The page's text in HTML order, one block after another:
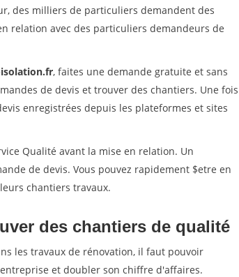
des milliers de particuliers demandent des
relation avec des particuliers demandeurs de
, faites une demande gratuite et sans
de devis et trouver des chantiers. Une fois
enregistrées depuis les plateformes et sites
Qualité avant la mise en relation. Un
de devis. Vous pouvez rapidement $etre en
chantiers travaux.
des chantiers de qualité
les travaux de rénovation, il faut pouvoir
et doubler son chiffre d'affaires.